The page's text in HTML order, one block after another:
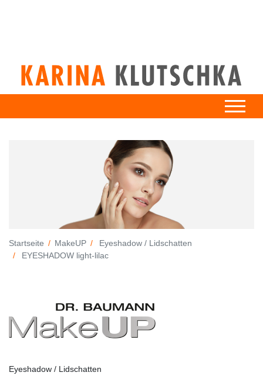
Startseite MakeUP
Eyeshadow / Lidschatten
EYESHADOW light-lilac
Eyeshadow / Lidschatten